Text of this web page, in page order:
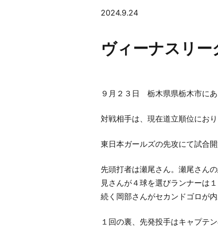
2024.9.24
ヴィーナスリ
９月２３日 栃木県県栃木市に
対戦相手は、現在道立順位にお
東日本ガールズの先攻にて試合
先頭打者は瀬尾さん。瀬尾さん
見さんが４球を選びランナーは
続く岡部さんがセカンドゴロが
１回の裏、先発投手はキャプテ